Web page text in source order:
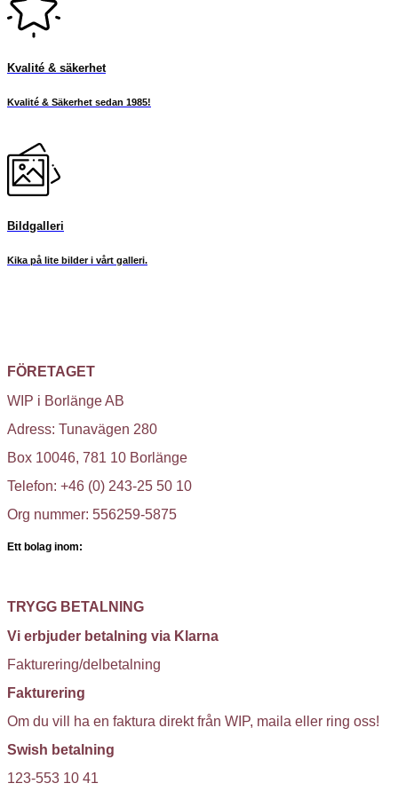
Kvalité & säkerhet
Kvalité & Säkerhet sedan 1985!
Bildgalleri
Kika på lite bilder i vårt galleri.
FÖRETAGET
WIP i Borlänge AB
Adress: Tunavägen 280
Box 10046, 781 10 Borlänge
Telefon: +46 (0) 243-25 50 10
Org nummer: 556259-5875
Ett bolag inom:
TRYGG BETALNING
Vi erbjuder betalning via Klarna
Fakturering/delbetalning
Fakturering
Om du vill ha en faktura direkt från WIP, maila eller ring oss!
Swish betalning
123-553 10 41